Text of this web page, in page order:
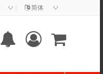
◇ 简体 ◇